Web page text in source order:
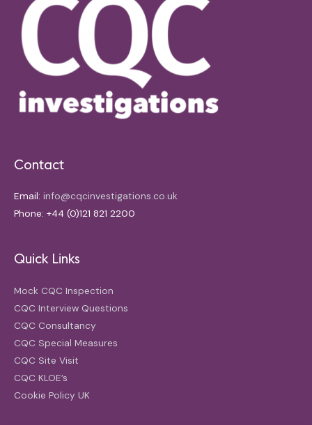
Contact
Email: info@cqcinvestigations.co.uk
Phone: +44 (0)121 821 2200
Quick Links
Mock CQC Inspection
CQC Interview Questions
CQC Consultancy
CQC Special Measures
CQC Site Visit
CQC KLOE’s
Cookie Policy UK